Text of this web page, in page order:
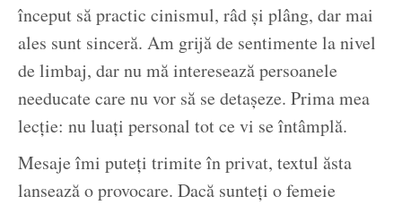
început să practic cinismul, râd și plâng, dar mai
ales sunt sinceră. Am grijă de sentimente la nivel
de limbaj, dar nu mă interesează persoanele
needucate care nu vor să se detașeze. Prima mea
lecție: nu luați personal tot ce vi se întâmplă.
Mesaje îmi puteți trimite în privat, textul ăsta
lansează o provocare. Dacă sunteți o femeie